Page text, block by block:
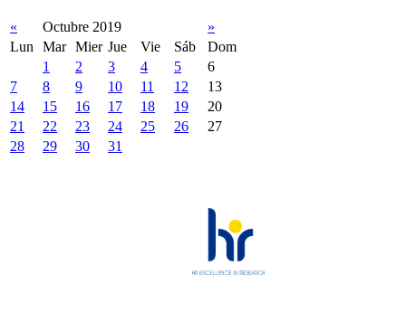
« Octubre 2019
»
Lun
Mar Mier Jue Vie Sáb
Dom
1
2 3 4 5
6
7
8 9 10 11 12
13
14
15 16 17 18 19
20
21
22 23 24 25 26
27
28
29 30 31